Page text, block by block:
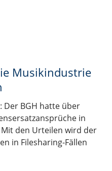
Musikindustrie
Der BGH hatte über
in
den Urteilen wird der
in Filesharing-Fällen